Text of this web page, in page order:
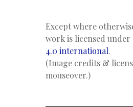
Except where
work is licensed under
4.0 international.
(Image credits &
mouseover.)